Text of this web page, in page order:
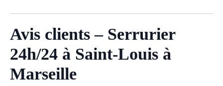
Avis clients – Serrurier
24h/24 à Saint-Louis à
Marseille